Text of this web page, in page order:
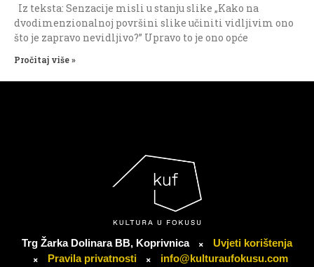
Iz teksta: Senzacije misli u stanju slike „Kako na
dvodimenzionalnoj površini slike učiniti vidljivim ono
što je zapravo nevidljivo?” Upravo to je ono opće
Pročitaj više »
Trg Žarka Dolinara BB, Koprivnica
Uvjeti korištenja
Pravila privatnosti
info@kulturaufokusu.com